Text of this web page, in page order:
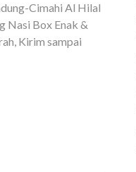
Cimahi Al Hilal
Nasi Box Enak &
Kirim sampai